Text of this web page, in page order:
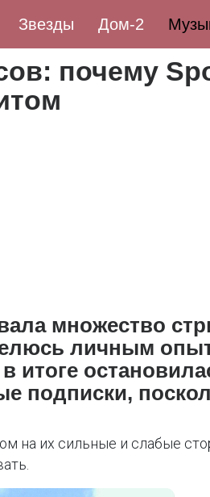
Звезды Дом-2
почему
множество
личным
итоге
подписки,
их сильные и слабые